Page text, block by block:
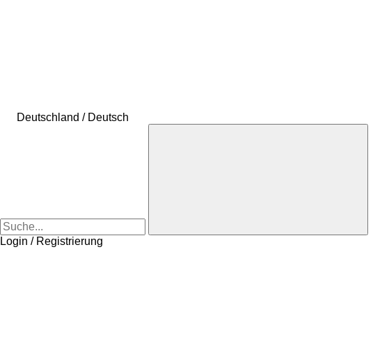
Deutschland / Deutsch
Login / Registrierung